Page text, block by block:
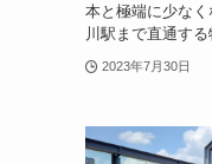
本と極端に少な
川駅まで直通する
2023年7月30日